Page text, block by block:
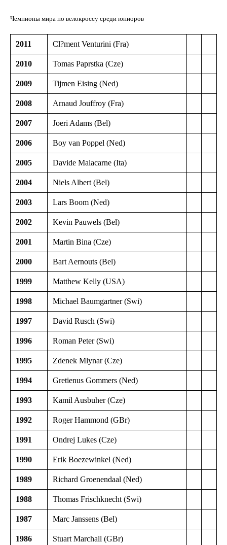
Чемпионы мира по велокроссу среди юниоров
2011 Cl?ment Venturini (Fra)
2010 Tomas Paprstka (Cze)
2009 Tijmen Eising (Ned)
2008 Arnaud Jouffroy (Fra)
2007 Joeri Adams (Bel)
2006 Boy van Poppel (Ned)
2005 Davide Malacarne (Ita)
2004 Niels Albert (Bel)
2003 Lars Boom (Ned)
2002 Kevin Pauwels (Bel)
2001 Martin Bina (Cze)
2000 Bart Aernouts (Bel)
1999 Matthew Kelly (USA)
1998 Michael Baumgartner (Swi)
1997 David Rusch (Swi)
1996 Roman Peter (Swi)
1995 Zdenek Mlynar (Cze)
1994 Gretienus Gommers (Ned)
1993 Kamil Ausbuher (Cze)
1992 Roger Hammond (GBr)
1991 Ondrej Lukes (Cze)
1990 Erik Boezewinkel (Ned)
1989 Richard Groenendaal (Ned)
1988 Thomas Frischknecht (Swi)
1987 Marc Janssens (Bel)
1986 Stuart Marchall (GBr)